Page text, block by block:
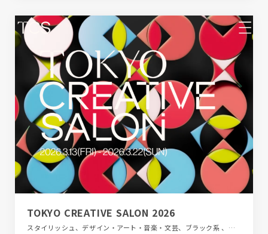
TOKYO CREATIVE SALON 2026
スタイリッシュ、デザイン・アート・音楽・文芸、ブラック系 、ブランド・サービスサイト、ポップ、モーション多め、商業施設・レジャー